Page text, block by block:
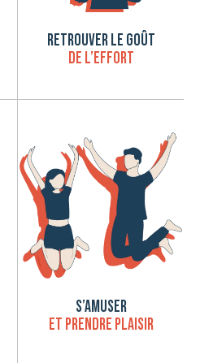
RETROUVER LE GOÛT
DE L’EFFORT
S’AMUSER
ET PRENDRE PLAISIR